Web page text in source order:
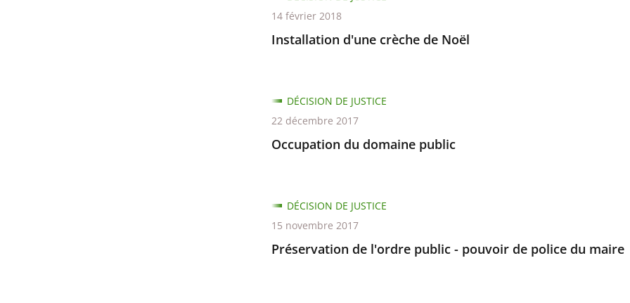
Installation d'une crèche de Noël
14 février 2018
Occupation du domaine public
DÉCISION DE JUSTICE
22 décembre 2017
Préservation de l'ordre public - pouvoir de police du maire
DÉCISION DE JUSTICE
15 novembre 2017